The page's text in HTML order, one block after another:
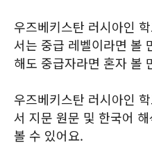
우즈베키스탄 러시아인
서는 중급 레벨이라면 볼
해도 중급자라면 혼자 볼
우즈베키스탄 러시아인
서 지문 원문 및 한국어
볼 수 있어요.